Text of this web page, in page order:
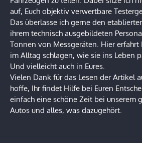
auf, Euch objektiv verwertbare
Das überlasse ich gerne den
ihrem technisch ausgebildeten
Tonnen von Messgeräten. Hier erfahrt
im Alltag schlagen, wie sie ins Leben
Und vielleicht auch in Eures.
Vielen Dank für das Lesen der Artikel
hoffe, Ihr findet Hilfe bei Euren
einfach eine schöne Zeit bei unserem
Autos und alles, was dazugehört.